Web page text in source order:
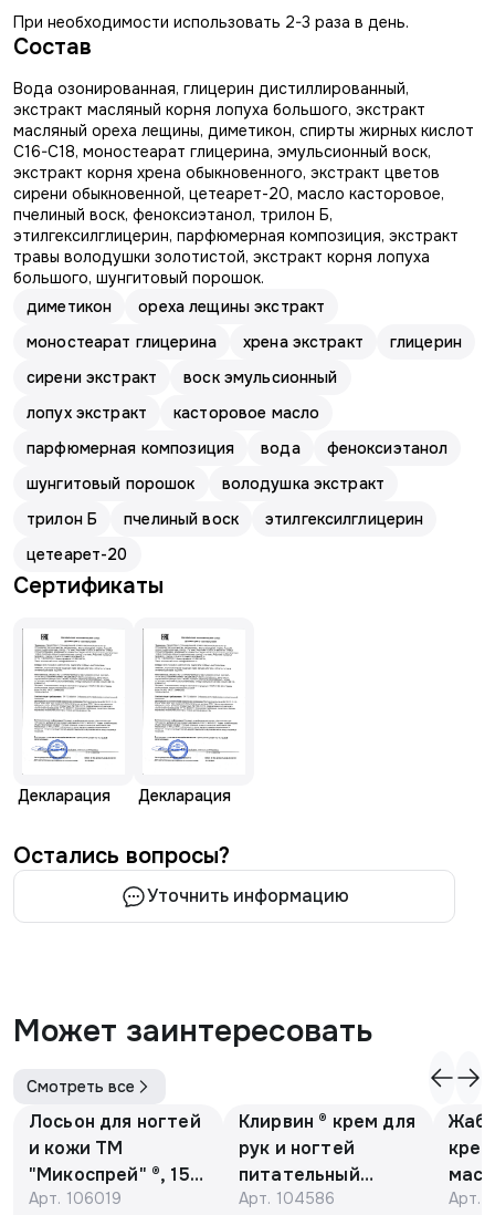
При необходимости использовать 2-3 раза в день.
Состав
Вода озонированная, глицерин дистиллированный,
экстракт масляный корня лопуха большого, экстракт
масляный ореха лещины, диметикон, спирты жирных кислот
С16-С18, моностеарат глицерина, эмульсионный воск,
экстракт корня хрена обыкновенного, экстракт цветов
сирени обыкновенной, цетеарет-20, масло касторовое,
пчелиный воск, феноксиэтанол, трилон Б,
этилгексилглицерин, парфюмерная композиция, экстракт
травы володушки золотистой, экстракт корня лопуха
большого, шунгитовый порошок.
диметикон
ореха лещины экстракт
моностеарат глицерина
хрена экстракт
глицерин
сирени экстракт
воск эмульсионный
лопух экстракт
касторовое масло
парфюмерная композиция
вода
феноксиэтанол
шунгитовый порошок
володушка экстракт
трилон Б
пчелиный воск
этилгексилглицерин
цетеарет-20
Сертификаты
Декларация Декларация
Остались вопросы?
Уточнить информацию
Может заинтересовать
Смотреть все
Лосьон для ногтей
и кожи ТМ
"Микоспрей" ®, 15
мл
Арт. 106019
Клирвин ® крем для
рук и ногтей
питательный
против
Арт. 104586 Арт.